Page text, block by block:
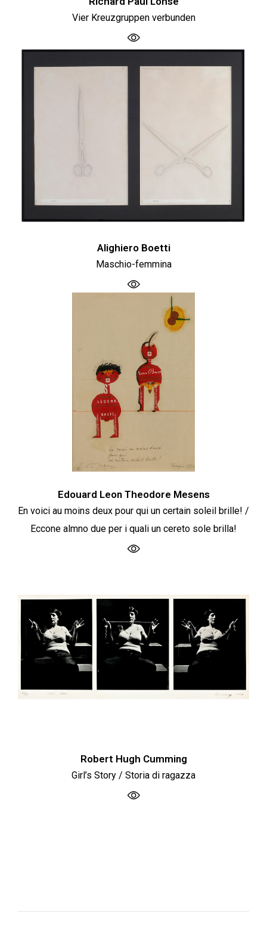
Vier Kreuzgruppen verbunden
Alighiero Boetti
Maschio-femmina
Edouard Leon Theodore Mesens
En voici au moins deux pour qui un certain soleil brille! /
Eccone almno due per i quali un cereto sole brilla!
Robert Hugh Cumming
Girl’s Story / Storia di ragazza